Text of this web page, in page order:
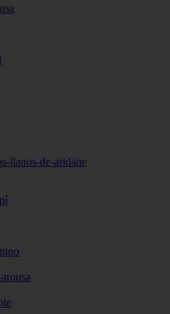
llanos-de-aridane